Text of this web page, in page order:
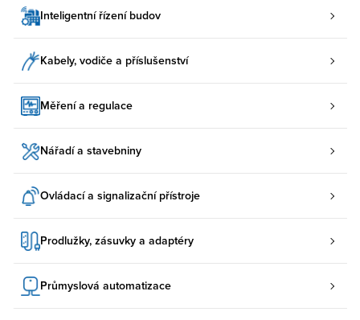
Inteligentní řízení budov
Kabely, vodiče a příslušenství
Měření a regulace
Nářadí a stavebniny
Ovládací a signalizační přístroje
Prodlužky, zásuvky a adaptéry
Průmyslová automatizace